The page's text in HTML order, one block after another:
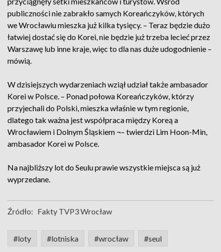
publiczności nie zabrakło samych Koreańczyków, których
we Wrocławiu mieszka już kilka tysięcy. – Teraz będzie dużo
łatwiej dostać się do Korei, nie będzie już trzeba lecieć przez
Warszawę lub inne kraje, więc to dla nas duże udogodnienie –
mówią.
W dzisiejszych wydarzeniach wziął udział także ambasador
Korei w Polsce. – Ponad połowa Koreańczyków, którzy
przyjechali do Polski, mieszka właśnie w tym regionie,
dlatego tak ważna jest współpraca między Koreą a
Wrocławiem i Dolnym Śląskiem ¬– twierdzi Lim Hoon-Min,
ambasador Korei w Polsce.
Na najbliższy lot do Seulu prawie wszystkie miejsca są już
wyprzedane.
Źródło: Fakty TVP3 Wrocław
#loty #lotniska #wrocław #seul